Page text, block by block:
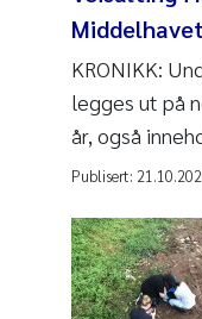
KRONIKK:
legges ut på
år, også
Publisert: